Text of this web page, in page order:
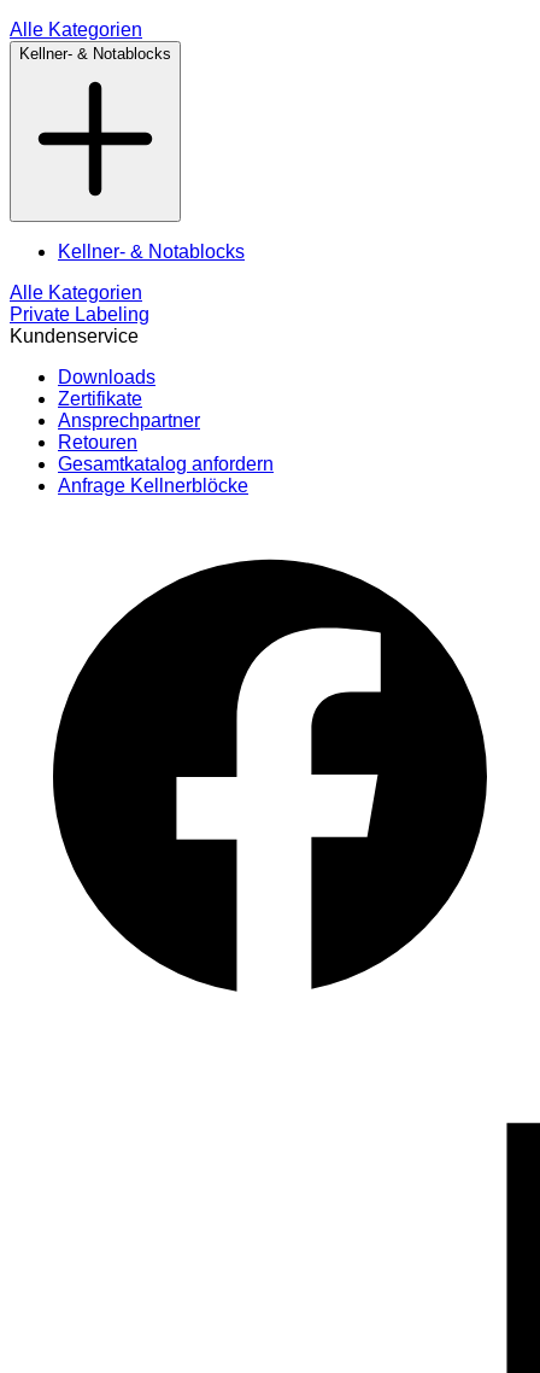
Alle Kategorien
Kellner- & Notablocks
Kellner- & Notablocks
Alle Kategorien
Private Labeling
Kundenservice
Downloads
Zertifikate
Ansprechpartner
Retouren
Gesamtkatalog anfordern
Anfrage Kellnerblöcke